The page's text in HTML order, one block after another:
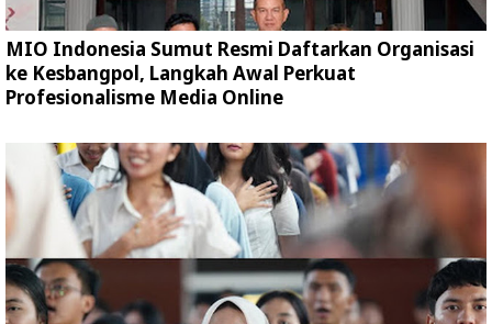
MIO Indonesia Sumut Resmi Daftarkan Organisasi
ke Kesbangpol, Langkah Awal Perkuat
Profesionalisme Media Online